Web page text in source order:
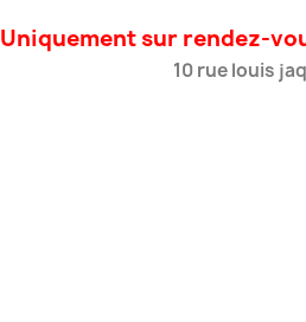
Uniquement sur rendez-
10 rue louis